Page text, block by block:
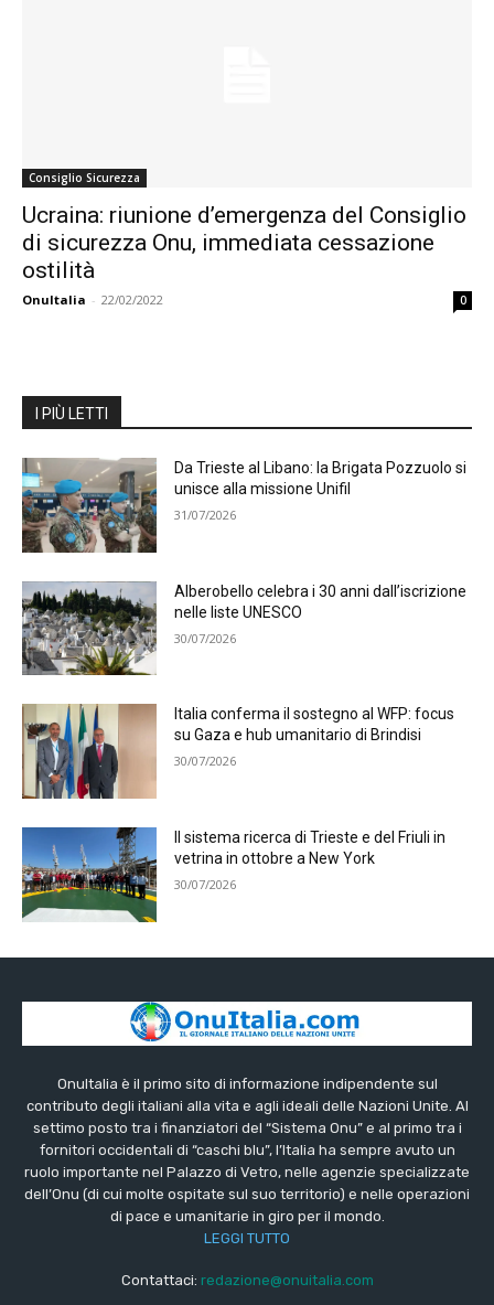
Consiglio Sicurezza
Ucraina: riunione d’emergenza del Consiglio
di sicurezza Onu, immediata cessazione
ostilità
OnuItalia - 22/02/2022 0
I PIÙ LETTI
Da Trieste al Libano: la Brigata Pozzuolo si
unisce alla missione Unifil
31/07/2026
Alberobello celebra i 30 anni dall’iscrizione
nelle liste UNESCO
30/07/2026
Italia conferma il sostegno al WFP: focus
su Gaza e hub umanitario di Brindisi
30/07/2026
Il sistema ricerca di Trieste e del Friuli in
vetrina in ottobre a New York
30/07/2026
OnuItalia è il primo sito di informazione indipendente sul
contributo degli italiani alla vita e agli ideali delle Nazioni Unite. Al
settimo posto tra i finanziatori del “Sistema Onu” e al primo tra i
fornitori occidentali di “caschi blu”, l’Italia ha sempre avuto un
ruolo importante nel Palazzo di Vetro, nelle agenzie specializzate
dell’Onu (di cui molte ospitate sul suo territorio) e nelle operazioni
di pace e umanitarie in giro per il mondo.
LEGGI TUTTO
Contattaci: redazione@onuitalia.com